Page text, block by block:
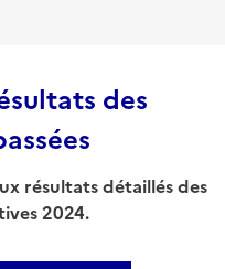
des
résultats détaillés des
2024.